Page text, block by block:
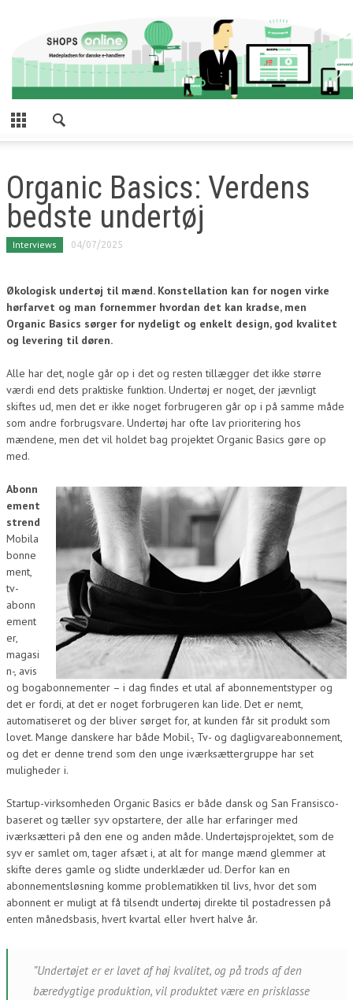
Organic Basics: Verdens
bedste undertøj
Interviews 04/07/2025
Økologisk undertøj til mænd. Konstellation kan for nogen virke
hørfarvet og man fornemmer hvordan det kan kradse, men
Organic Basics sørger for nydeligt og enkelt design, god kvalitet
og levering til døren.
Alle har det, nogle går op i det og resten tillægger det ikke større
værdi end dets praktiske funktion. Undertøj er noget, der jævnligt
skiftes ud, men det er ikke noget forbrugeren går op i på samme måde
som andre forbrugsvare. Undertøj har ofte lav prioritering hos
mændene, men det vil holdet bag projektet Organic Basics gøre op
med.
Abonn
ement
strend
Mobila
bonne
ment,
tv-
abonn
ement
er,
magasi
n-, avis
og bogabonnementer – i dag findes et utal af abonnementstyper og
det er fordi, at det er noget forbrugeren kan lide. Det er nemt,
automatiseret og der bliver sørget for, at kunden får sit produkt som
lovet. Mange danskere har både Mobil-, Tv- og dagligvareabonnement,
og det er denne trend som den unge iværksættergruppe har set
muligheder i.
Startup-virksomheden Organic Basics er både dansk og San Fransisco-
baseret og tæller syv opstartere, der alle har erfaringer med
iværksætteri på den ene og anden måde. Undertøjsprojektet, som de
syv er samlet om, tager afsæt i, at alt for mange mænd glemmer at
skifte deres gamle og slidte underklæder ud. Derfor kan en
abonnementsløsning komme problematikken til livs, hvor det som
abonnent er muligt at få tilsendt undertøj direkte til postadressen på
enten månedsbasis, hvert kvartal eller hvert halve år.
”Undertøjet er er lavet af høj kvalitet, og på trods af den
bæredygtige produktion, vil produktet være en prisklasse